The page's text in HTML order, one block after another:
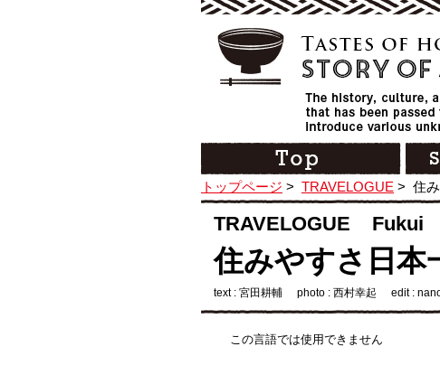
トップページ > TRAVELOGUE > 住
TRAVELOGUE Fukui
住みやすさ日本
text : 宮田耕輔 photo : 西村幸起 edit :
この言語では使用できません